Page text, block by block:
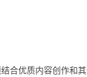
合优质内容创作和